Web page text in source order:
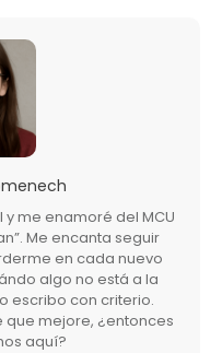
me enamoré del MCU
Me encanta seguir
en cada nuevo
algo no está a la
escribo con criterio.
que mejore, ¿entonces
aquí?